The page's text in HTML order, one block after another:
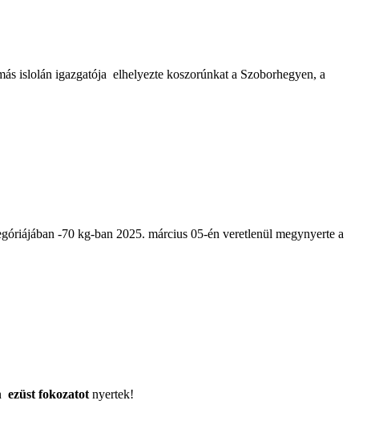
islolán igazgatója elhelyezte koszorúnkat a Szoborhegyen, a
-70 kg-ban 2025. március 05-én veretlenül megynyerte a
ezüst fokozatot nyertek!